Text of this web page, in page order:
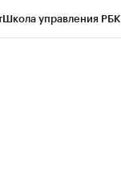
Школа управления РБК